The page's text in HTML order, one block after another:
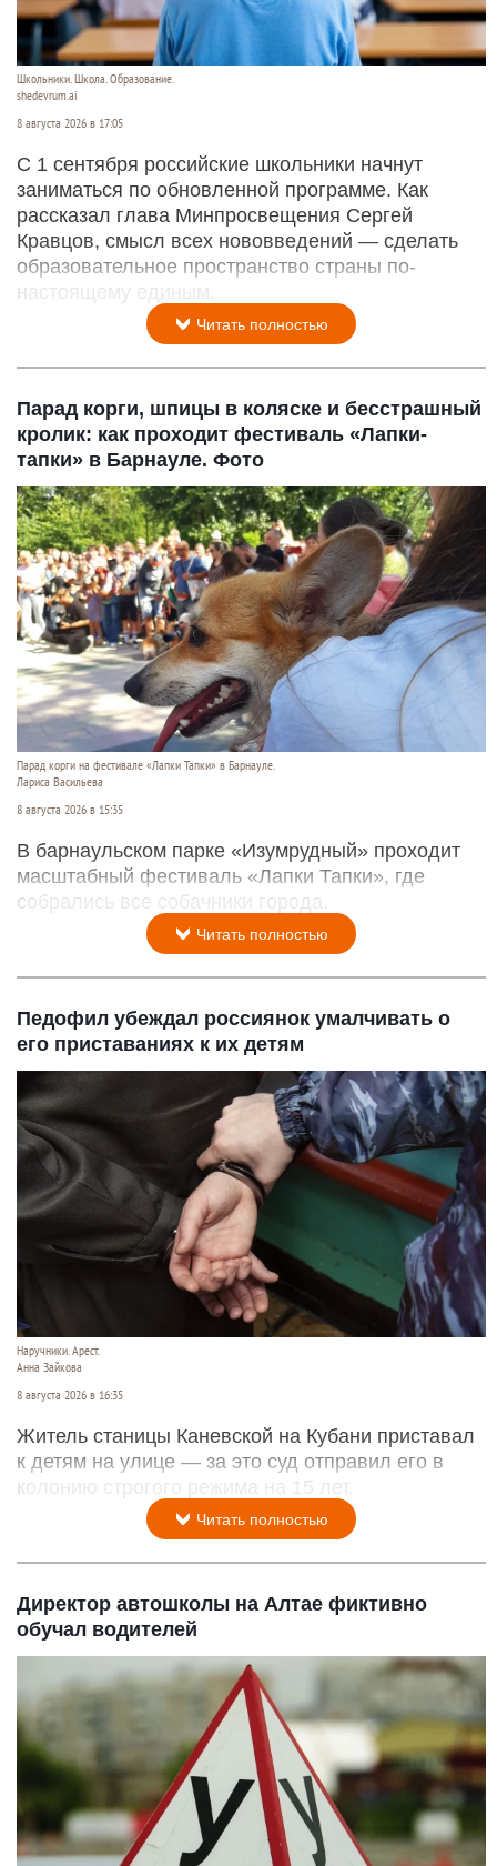
Школьники. Школа. Образование.
shedevrum.ai
8 августа 2026 в 17:05
С 1 сентября российские школьники начнут
заниматься по обновленной программе. Как
рассказал глава Минпросвещения Сергей
Кравцов, смысл всех нововведений — сделать
образовательное пространство страны по-
настоящему единым.
Читать полностью
Парад корги, шпицы в коляске и бесстрашный
кролик: как проходит фестиваль «Лапки-
тапки» в Барнауле. Фото
Парад корги на фестивале «Лапки Тапки» в Барнауле.
Лариса Васильева
8 августа 2026 в 15:35
В барнаульском парке «Изумрудный» проходит
масштабный фестиваль «Лапки Тапки», где
собрались все собачники города.
Читать полностью
Педофил убеждал россиянок умалчивать о
его приставаниях к их детям
Наручники. Арест.
Анна Зайкова
8 августа 2026 в 16:35
Житель станицы Каневской на Кубани приставал
к детям на улице — за это суд отправил его в
колонию строгого режима на 15 лет.
Читать полностью
Директор автошколы на Алтае фиктивно
обучал водителей